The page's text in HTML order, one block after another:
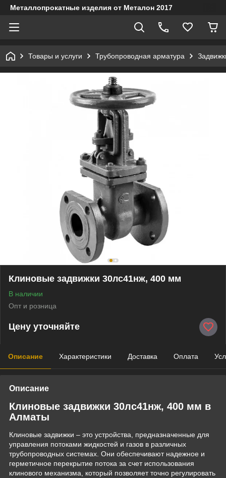
Металлопрокатные изделия от Металон 2017
Товары и услуги Трубопроводная арматура
Клиновые задвижки 30лс41нж, 400 мм
В наличии
Опт и розница
Цену уточняйте
Описание Характеристики Доставка Оплата
Описание
Клиновые задвижки 30лс41нж, 400 мм в
Алматы
Клиновые задвижки – это устройства, предназначенные для
управления потоками жидкостей и газов в различных
трубопроводных системах. Они обеспечивают надежное и
герметичное перекрытие потока за счет использования
клинового механизма, который позволяет точно регулировать